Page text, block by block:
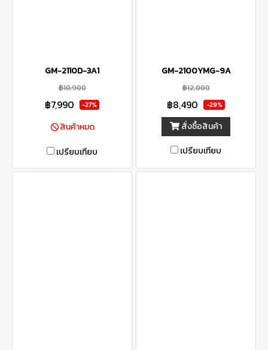
GM-2110D-3A1
฿10,900
฿7,990 -27%
สินค้าหมด
เปรียบเทียบ
GM-2100YMG-9A
฿12,000
฿8,490 -29%
สั่งซื้อสินค้า
เปรียบเทียบ